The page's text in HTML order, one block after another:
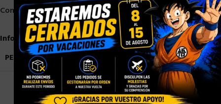
Compartir:
Información adicional
PESO
0,9 kg